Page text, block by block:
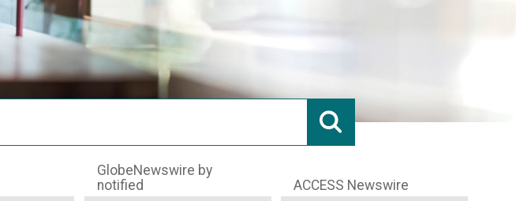
GlobeNewswire by
notified
ACCESS Newswire